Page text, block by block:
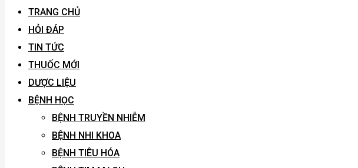
TRANG CHỦ
HỎI ĐÁP
TIN TỨC
THUỐC MỚI
DƯỢC LIỆU
BỆNH HỌC
BỆNH TRUYỀN NHIỄM
BỆNH NHI KHOA
BỆNH TIÊU HÓA